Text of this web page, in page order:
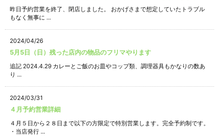
昨日予約営業を終了、閉店しました。 おかげさまで想定していたトラブル
もなく無事に ...
2024/04/26
5月5日（日）残った店内の物品のフリマやります
追記 2024.4.29 カレーとご飯のお皿やコップ類、調理器具もかなりの数あ
り ...
2024/03/31
４月予約営業詳細
４月５日から２８日まで以下の方限定で特別営業します。完全予約制です。
・当店発行 ...